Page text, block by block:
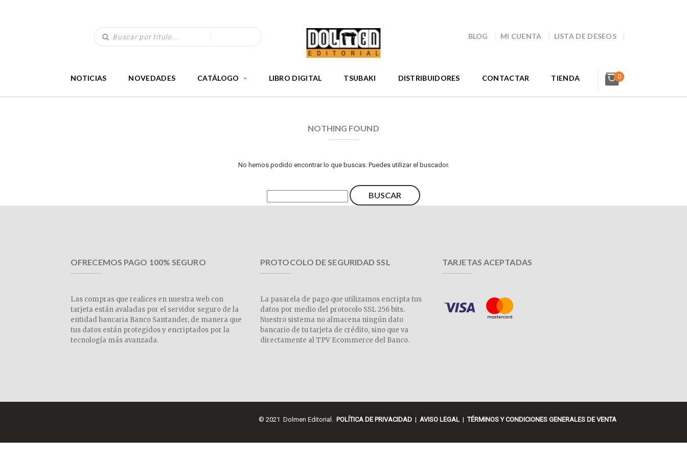
BLOG MI CUENTA LISTA DE DESEOS
NOTICIAS NOVEDADES CATÁLOGO LIBRO DIGITAL TSUBAKI DISTRIBUIDORES CONTACTAR TIENDA 0
NOTHING FOUND
No hemos podido encontrar lo que buscas. Puedes utilizar el buscador.
Buscar:
OFRECEMOS PAGO 100% SEGURO
Las compras que realices en nuestra web con
tarjeta están avaladas por el servidor seguro de la
entidad bancaria Banco Santander, de manera que
tus datos están protegidos y encriptados por la
tecnología más avanzada.
PROTOCOLO DE SEGURIDAD SSL
La pasarela de pago que utilizamos encripta tus
datos por medio del protocolo SSL 256 bits.
Nuestro sistema no almacena ningún dato
bancario de tu tarjeta de crédito, sino que va
directamente al TPV Ecommerce del Banco.
TARJETAS ACEPTADAS
© 2021 Dolmen Editorial. POLÍTICA DE PRIVACIDAD | AVISO LEGAL |TÉRMINOS Y CONDICIONES GENERALES DE VENTA